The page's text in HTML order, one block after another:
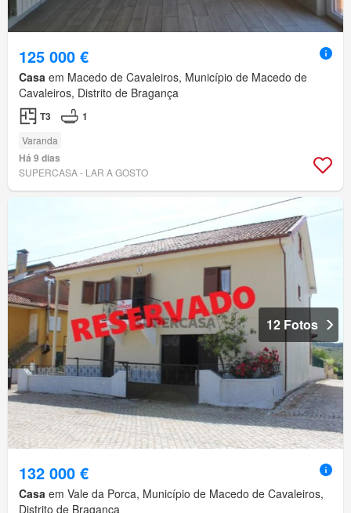
125 000 €
Casa em Macedo de Cavaleiros, Município de Macedo de
Cavaleiros, Distrito de Bragança
T3 1
Varanda
Há 9 dias
SUPERCASA - LAR A GOSTO
12 Fotos
132 000 €
Casa em Vale da Porca, Município de Macedo de Cavaleiros,
Distrito de Bragança